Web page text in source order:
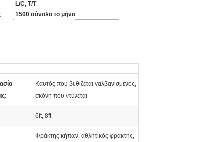
L/C, T/T
1500 σύνολα το μήνα
Καυτός που βυθίζεται γαλβανισμένος,
σκόνη που ντύνεται
6ft, 8ft
Φράκτης κήπων, αθλητικός φράκτης,